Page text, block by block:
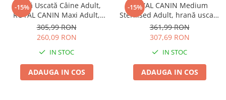
-15%
Hrană Uscată Câine Adult,
ROYAL CANIN Maxi Adult,
12kg
305,99 RON
260,09 RON
IN STOC
ADAUGA IN COS
-15%
ROYAL CANIN Medium
Sterilised Adult, hrană uscată
câine sterilizat, 12kg
361,99 RON
307,69 RON
IN STOC
ADAUGA IN COS